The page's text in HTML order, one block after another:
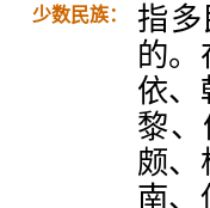
少数民族：
指
的。
依、
黎
颇、
南、